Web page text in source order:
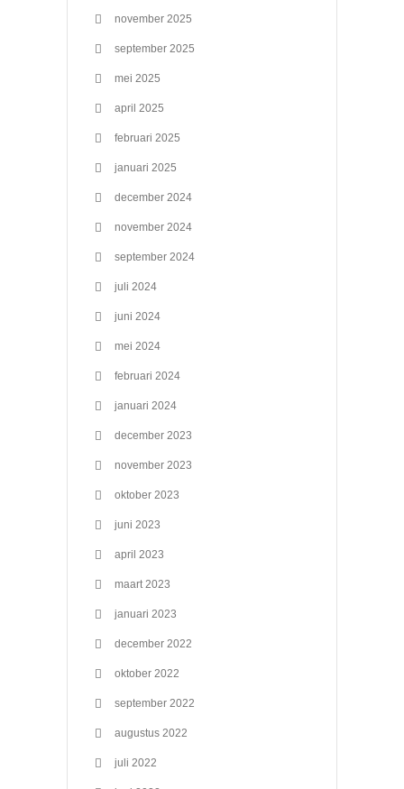
november 2025
september 2025
mei 2025
april 2025
februari 2025
januari 2025
december 2024
november 2024
september 2024
juli 2024
juni 2024
mei 2024
februari 2024
januari 2024
december 2023
november 2023
oktober 2023
juni 2023
april 2023
maart 2023
januari 2023
december 2022
oktober 2022
september 2022
augustus 2022
juli 2022